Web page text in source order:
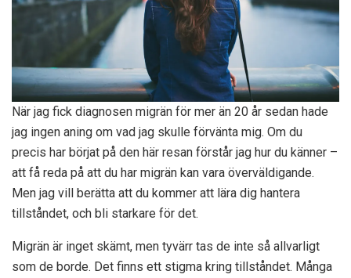
När jag fick diagnosen migrän för mer än 20 år sedan hade
jag ingen aning om vad jag skulle förvänta mig. Om du
precis har börjat på den här resan förstår jag hur du känner –
att få reda på att du har migrän kan vara överväldigande.
Men jag vill berätta att du kommer att lära dig hantera
tillståndet, och bli starkare för det.
Migrän är inget skämt, men tyvärr tas de inte så allvarligt
som de borde. Det finns ett stigma kring tillståndet. Många